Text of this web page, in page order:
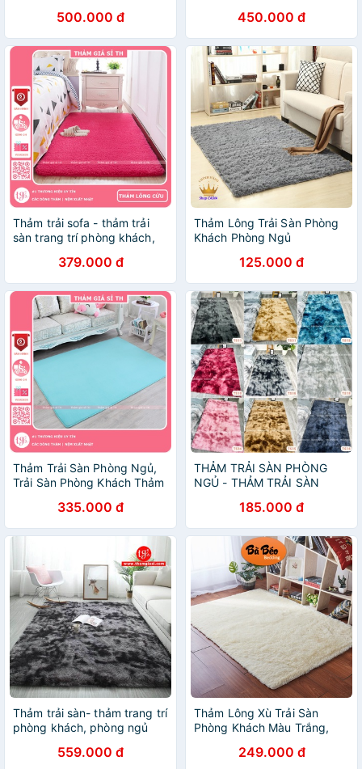
500.000 đ
PHÒNG KHÁCH
450.000 đ
Thảm trải sofa - thảm trải
sàn trang trí phòng khách,
379.000 đ
Thảm Lông Trải Sàn Phòng
Khách Phòng Ngủ
125.000 đ
Thảm Trải Sàn Phòng Ngủ,
Trải Sàn Phòng Khách Thảm
335.000 đ
THẢM TRẢI SÀN PHÒNG
NGỦ - THẢM TRẢI SÀN
1mx1m6 - CÓ ẢNH THẬT
185.000 đ
Thảm trải sàn- thảm trang trí
phòng khách, phòng ngủ
559.000 đ
Thảm Lông Xù Trải Sàn
Phòng Khách Màu Trắng,
Thảm Trải Sàn, Thảm Trải
249.000 đ